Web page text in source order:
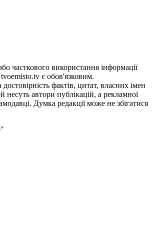
часткового використання iнформацiї
є обов'язковим.
достовірність фактів, цитат, власних імен
несуть автори публікацій, а рекламної
Думка редакцiї може не збiгатися
"